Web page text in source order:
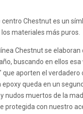
centro Chestnut es un
materiales más puros.
Chestnut se
buscando en ellos esa
aporten el verdadero
epoxy queda en un
nudos muertos de la
protegida con nuestro